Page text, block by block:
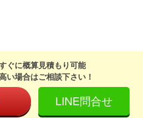
ぐに概算見積もり可能
い場合はご相談下さい！
LINE問合せ